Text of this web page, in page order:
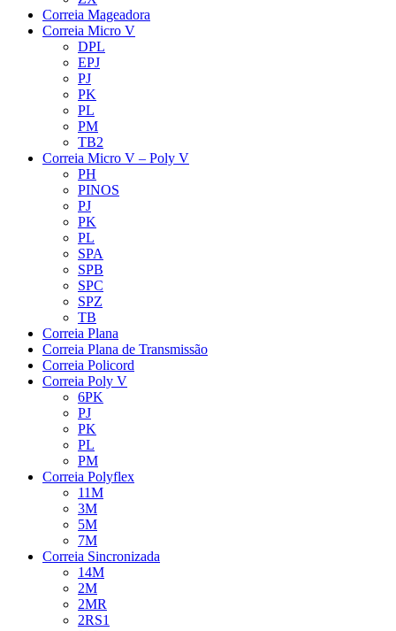
Correia Mageadora
Correia Micro V
DPL
EPJ
PJ
PK
PL
PM
TB2
Correia Micro V – Poly V
PH
PINOS
PJ
PK
PL
SPA
SPB
SPC
SPZ
TB
Correia Plana
Correia Plana de Transmissão
Correia Policord
Correia Poly V
6PK
PJ
PK
PL
PM
Correia Polyflex
11M
3M
5M
7M
Correia Sincronizada
14M
2M
2MR
2RS1